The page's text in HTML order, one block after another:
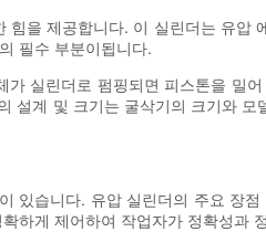
을 제공합니다. 이 실린더는 유
필수 부분이됩니다.
실린더로 펌핑되면 피스톤을 밀
계 및 크기는 굴삭기의 크기와
있습니다. 유압 실린더의 주요 장
하게 제어하여 작업자가 정확성과